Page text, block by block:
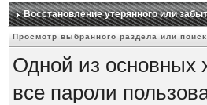
Восстановление утерянного или
Просмотр выбранного раздела или поиск
Одной из основных
все пароли